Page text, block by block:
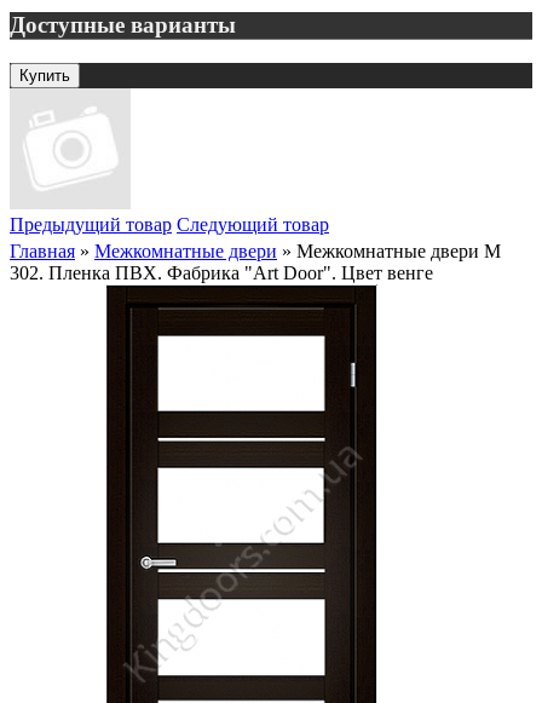
Доступные варианты
Предыдущий товар Следующий товар
Главная » Межкомнатные двери » Межкомнатные двери M
302. Пленка ПВХ. Фабрика "Art Door". Цвет венге